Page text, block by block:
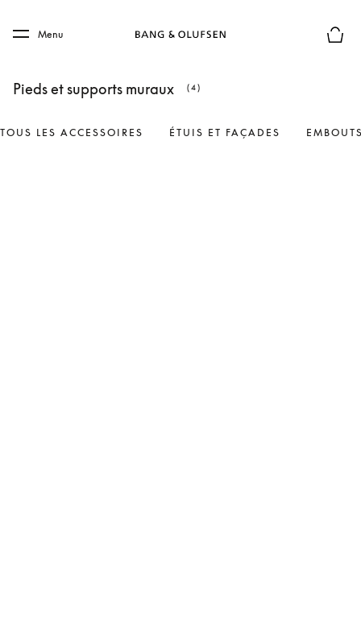
Skip to main footer
Menu
Pieds et supports muraux (4)
TOUS LES ACCESSOIRES ÉTUIS ET FAÇADES